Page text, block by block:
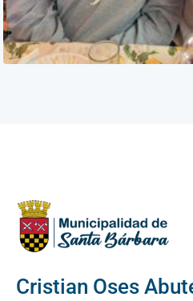
Cristian Oses